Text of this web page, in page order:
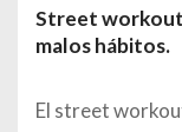
Street
malos hábitos.
El street